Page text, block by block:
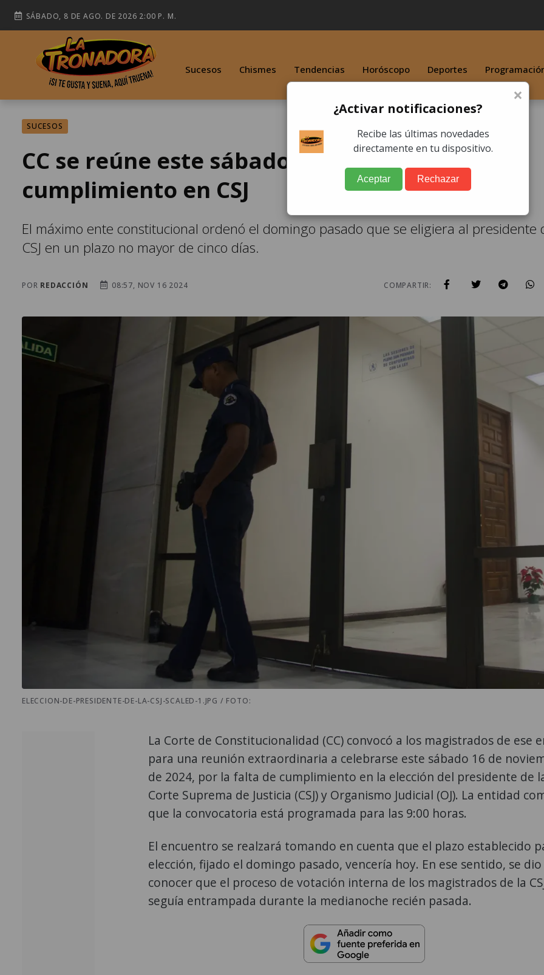
SÁBADO, 8 DE AGO. DE 2026 2:00 P. M.
Sucesos Chismes Tendencias Horóscopo Deportes
SUCESOS
CC se reúne este sábado por falta de
cumplimiento en CSJ
El máximo ente constitucional ordenó el domingo pasado que se eligiera al presidente
CSJ en un plazo no mayor de cinco días.
POR REDACCIÓN 08:57, NOV 16 2024 COMPARTIR:
ELECCION-DE-PRESIDENTE-DE-LA-CSJ-SCALED-1.JPG / FOTO:
La Corte de Constitucionalidad (CC) convocó a los magistrados de ese
para una reunión extraordinaria a celebrarse este sábado 16 de
de 2024, por la falta de cumplimiento en la elección del presidente de
Corte Suprema de Justicia (CSJ) y Organismo Judicial (OJ). La entidad
que la convocatoria está programada para las 9:00 horas.
El encuentro se realzará tomando en cuenta que el plazo establecido
elección, fijado el domingo pasado, vencería hoy. En ese sentido, se dio
conocer que el proceso de votación interna de los magistrados de la
seguía entrampada durante la medianoche recién pasada.
×
¿Activar notificaciones?
Recibe las últimas novedades
directamente en tu dispositivo.
Aceptar Rechazar